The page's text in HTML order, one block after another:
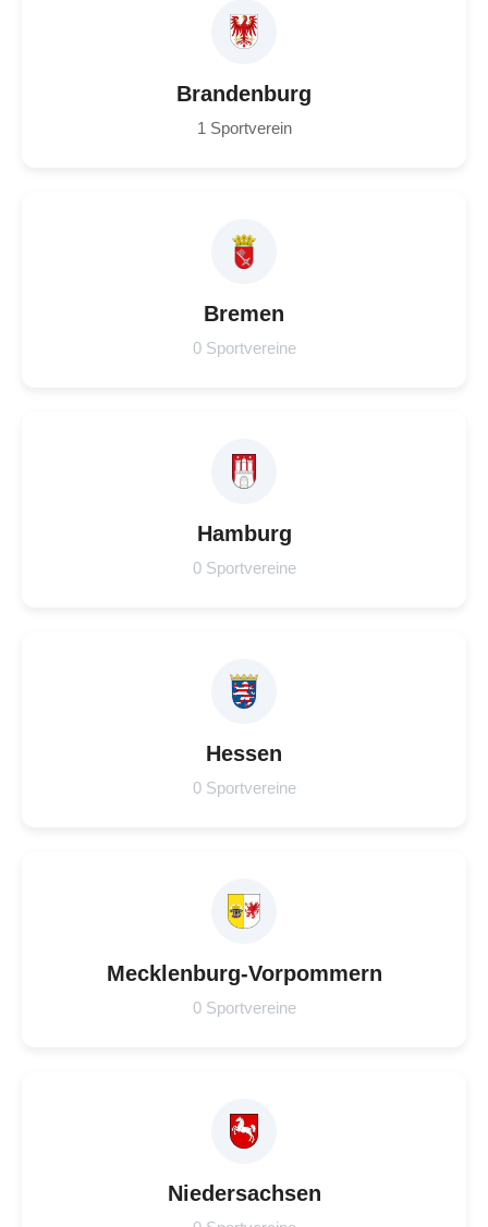
Brandenburg
1 Sportverein
Bremen
0 Sportvereine
Hamburg
0 Sportvereine
Hessen
0 Sportvereine
Mecklenburg-Vorpommern
0 Sportvereine
Niedersachsen